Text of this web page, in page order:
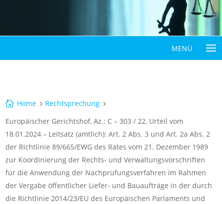
 Home 5 Rechtsprechung 5
Europäischer Gerichtshof, Az.: C – 303 / 22, Urteil vom
18.01.2024 – Leitsatz (amtlich): Art. 2 Abs. 3 und Art. 2a Abs. 2
der Richtlinie 89/665/EWG des Rates vom 21. Dezember 1989
zur Koordinierung der Rechts- und Verwaltungsvorschriften
für die Anwendung der Nachprüfungsverfahren im Rahmen
der Vergabe öffentlicher Liefer- und Bauaufträge in der durch
die Richtlinie 2014/23/EU des Europäischen Parlaments und